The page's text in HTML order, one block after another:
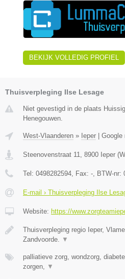
BEKIJK VOLLEDIG PROFIEL
Thuisverpleging Ilse Lesage
Niet gevestigd in de plaats
Henegouwen.
West-Vlaanderen » Ieper Google
Steenovenstraat 11, 8900 Ieper (
Tel: 0498282594, Fax: -, BTW-nr:
E-mail › Thuisverpleging Ilse
Website: https://
Thuisverpleging regio Ieper,
Zandvoorde. ▼
palliatieve zorg, wondzorg,
zorgen, ▼